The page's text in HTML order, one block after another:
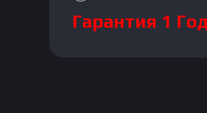
Гарантия 1 Год